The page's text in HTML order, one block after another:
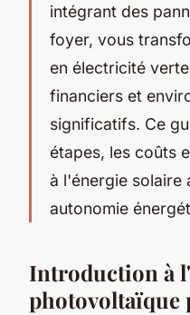
intégrant des
foyer, vous
en électricité
financiers et
significatifs. Ce
étapes, les coûts
à l'énergie solaire
autonomie
Introduction à
photovoltaïque